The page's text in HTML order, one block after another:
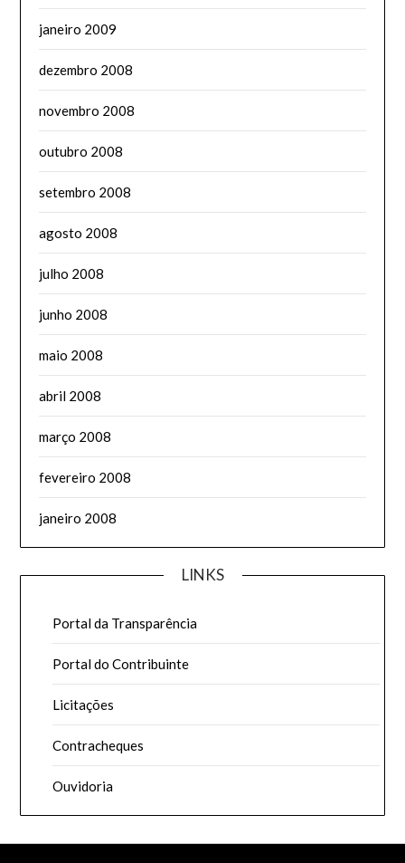
janeiro 2009
dezembro 2008
novembro 2008
outubro 2008
setembro 2008
agosto 2008
julho 2008
junho 2008
maio 2008
abril 2008
março 2008
fevereiro 2008
janeiro 2008
LINKS
Portal da Transparência
Portal do Contribuinte
Licitações
Contracheques
Ouvidoria